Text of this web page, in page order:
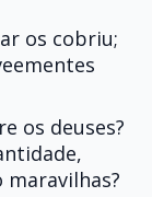
os cobriu;
os deuses?